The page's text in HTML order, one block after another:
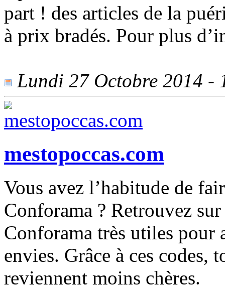
part ! des articles de la
à prix bradés. Pour plus
Lundi 27 Octobre 2014 -
mestopoccas.com
Vous avez l’habitude de
Conforama ? Retrouvez
Conforama très utiles pour
envies. Grâce à ces codes,
reviennent moins chères.